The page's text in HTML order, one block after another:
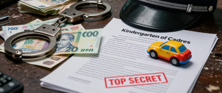
Cea mai recentă noutate din acest circuit al mizeriei vine
de la Poliția Orașului Băicoi, unde comanda pare să fi
confundat fișa postului cu aplicațiile de dating. Conform
unei plângeri penale din 06/24/2024, o mamă îngrozită
a sesizat pătrunderea unui intrus în curte, care „pândea”
la geamul dormitorului unde se afla fiica sa minoră.
Reacția „profesionistă” a IPJ Prahova S.R.L.?